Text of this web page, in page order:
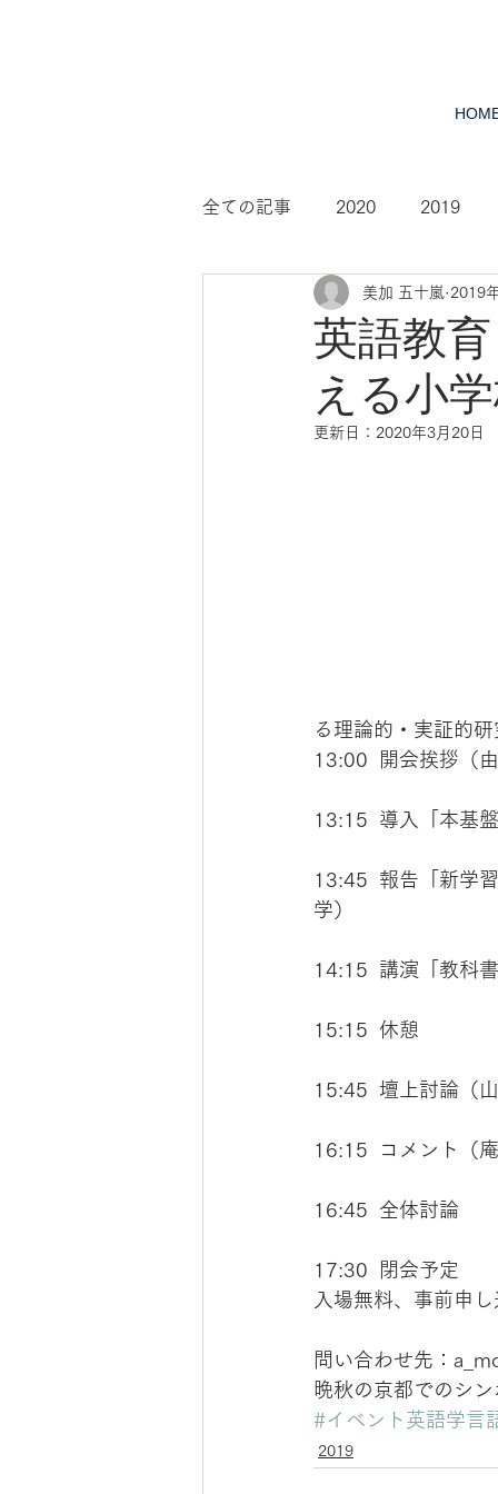
全ての記事 2020 2019
2009 2008
英語教
える小
美加 五十嵐 2019
更新日： 2020年3月20日
る理論的・実証的
13:00  開会挨拶（
13:15  導入「本基
13:45  報告「新学
学）
14:15  講演「教科
15:15  休憩
15:45  壇上討論（
16:15  コメント（
16:45  全体討論
17:30  閉会予定
入場無料、事前申
問い合わせ先：
晩秋の京都でのシ
#イベント英語学言
2019